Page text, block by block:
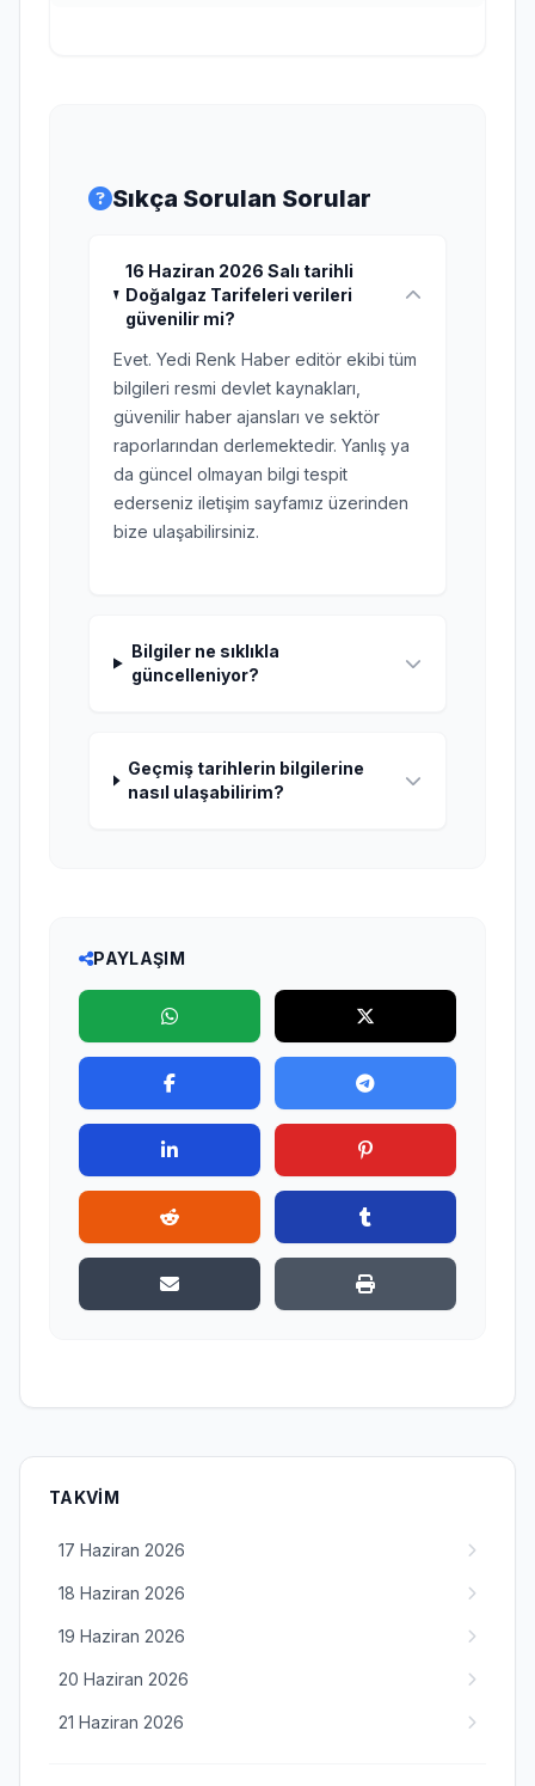
Sıkça Sorulan Sorular
16 Haziran 2026 Salı tarihli
Doğalgaz Tarifeleri verileri
güvenilir mi?
Evet. Yedi Renk Haber editör ekibi tüm
bilgileri resmi devlet kaynakları,
güvenilir haber ajansları ve sektör
raporlarından derlemektedir. Yanlış ya
da güncel olmayan bilgi tespit
ederseniz iletişim sayfamız üzerinden
bize ulaşabilirsiniz.
Bilgiler ne sıklıkla
güncelleniyor?
Geçmiş tarihlerin bilgilerine
nasıl ulaşabilirim?
PAYLAŞIM
TAKVIM
17 Haziran 2026
18 Haziran 2026
19 Haziran 2026
20 Haziran 2026
21 Haziran 2026